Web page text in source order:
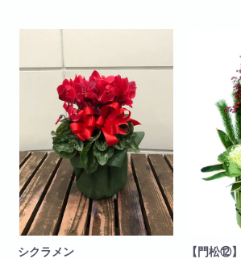
る場合も御座います。
参考サイ
※付属のピ
異なる場
シクラメン 【門松⑫